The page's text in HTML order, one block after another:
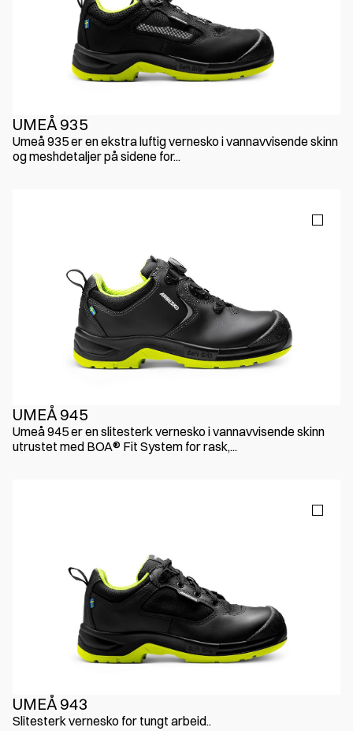
UMEÅ 935
Umeå 935 er en ekstra luftig vernesko i vannavvisende skinn
og meshdetaljer på sidene for...
UMEÅ 945
Umeå 945 er en slitesterk vernesko i vannavvisende skinn
utrustet med BOA® Fit System for rask,...
UMEÅ 943
Slitesterk vernesko for tungt arbeid..